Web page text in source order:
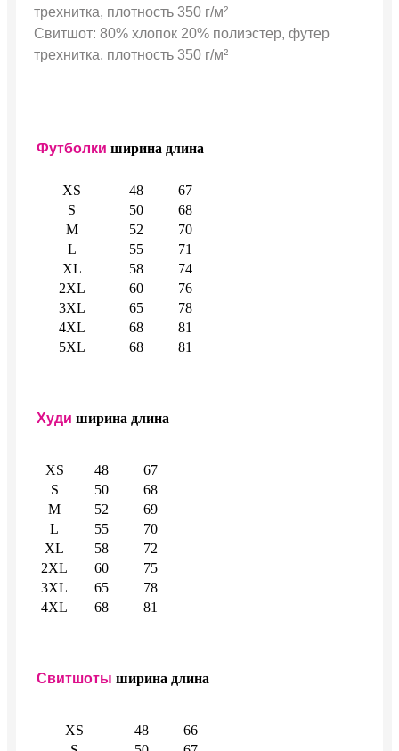
трехнитка, плотность 350 г/м²
Свитшот: 80% хлопок 20% полиэстер, футер
трехнитка, плотность 350 г/м²
Футболки ширина длина
XS 48
67
S
50
68
M
52
70
L
55
71
XL
58
74
2XL
60
76
3XL
65
78
4XL
68
81
5XL
68 81
Худи ширина длина
XS 48
67
S
50
68
M
52
69
L
55
70
XL
58
72
2XL
60
75
3XL
65
78
4XL
68 81
Свитшоты ширина длина
XS 48
66